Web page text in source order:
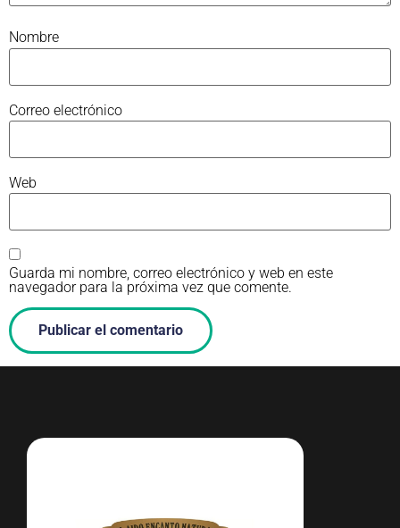
Nombre
Correo electrónico
Web
Guarda mi nombre, correo electrónico y web en este
navegador para la próxima vez que comente.